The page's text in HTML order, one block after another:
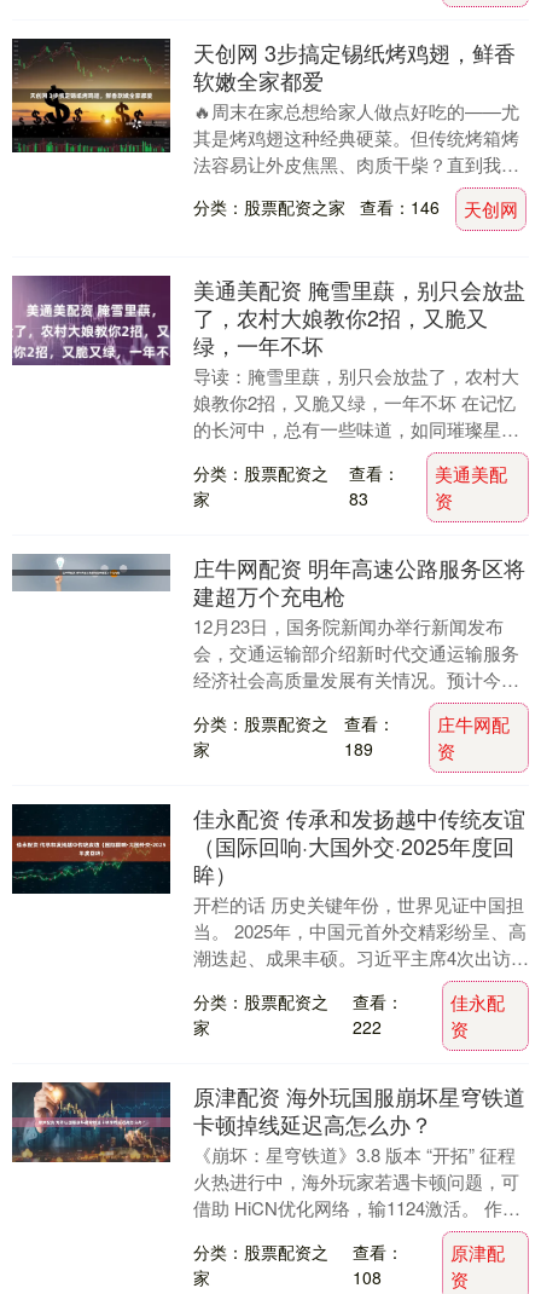
天创网 3步搞定锡纸烤鸡翅，鲜香
软嫩全家都爱
🔥周末在家总想给家人做点好吃的——尤
其是烤鸡翅这种经典硬菜。但传统烤箱烤
法容易让外皮焦黑、肉质干柴？直到我发
现了锡纸烤鸡翅的‘隐藏玩法’，3步就能做
出鲜嫩多汁、....
分类：股票配资之家 查看：146 天创网
美通美配资 腌雪里蕻，别只会放盐
了，农村大娘教你2招，又脆又
绿，一年不坏
导读：腌雪里蕻，别只会放盐了，农村大
娘教你2招，又脆又绿，一年不坏 在记忆
的长河中，总有一些味道，如同璀璨星
辰，镶嵌在心灵深处，每当忆起，便觉温
暖又亲切。于我而....
分类：股票配资之
家
查看：
83
美通美配
资
庄牛网配资 明年高速公路服务区将
建超万个充电枪
12月23日，国务院新闻办举行新闻发布
会，交通运输部介绍新时代交通运输服务
经济社会高质量发展有关情况。预计今年
我国跨区域人员流动量超660亿人次，同
比增长3.5....
分类：股票配资之
家
查看：
189
庄牛网配
资
佳永配资 传承和发扬越中传统友谊
（国际回响·大国外交·2025年度回
眸）
开栏的话 历史关键年份，世界见证中国担
当。 2025年，中国元首外交精彩纷呈、高
潮迭起、成果丰硕。习近平主席4次出访，
足迹跨越东南亚、俄罗斯、中亚、东北
亚，并在....
分类：股票配资之
家
查看：
222
佳永配
资
原津配资 海外玩国服崩坏星穹铁道
卡顿掉线延迟高怎么办？
《崩坏：星穹铁道》3.8 版本 “开拓” 征程
火热进行中，海外玩家若遇卡顿问题，可
借助 HiCN优化网络，输1124激活。 作为
融合回合制战斗、二次元养成与丰富....
分类：股票配资之
家
查看：
108
原津配
资